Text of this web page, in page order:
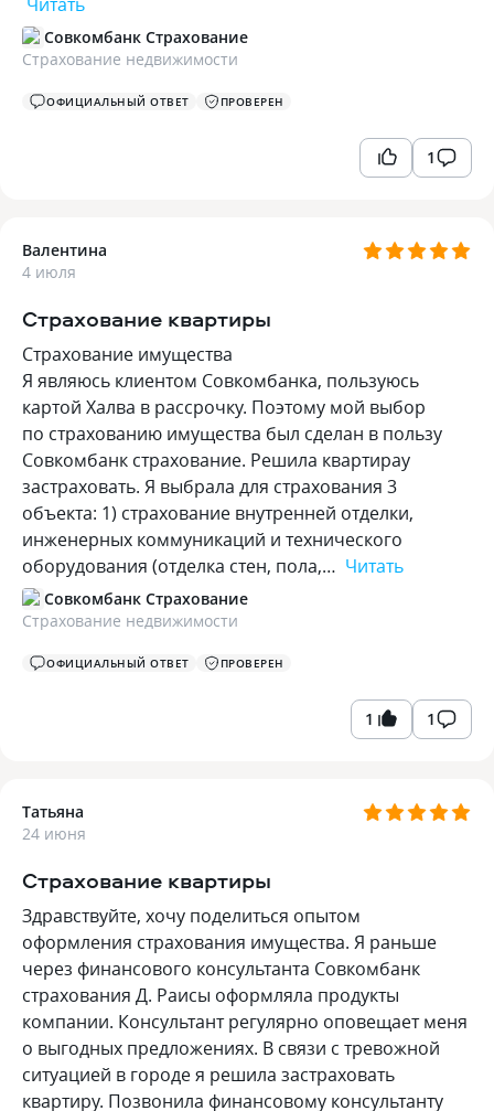
Совкомбанк Страхование
Страхование недвижимости
ОФИЦИАЛЬНЫЙ ОТВЕТ ПРОВЕРЕН
1
Валентина
4 июля
Страхование квартиры
Страхование имущества
Я являюсь клиентом Совкомбанка, пользуюсь
картой Халва в рассрочку. Поэтому мой выбор
по страхованию имущества был сделан в пользу
Совкомбанк страхование. Решила квартирау
застраховать. Я выбрала для страхования 3
объекта: 1) страхование внутренней отделки,
инженерных коммуникаций и технического
оборудования (отделка стен, пола,… Читать
Совкомбанк Страхование
Страхование недвижимости
ОФИЦИАЛЬНЫЙ ОТВЕТ ПРОВЕРЕН
1 1
Татьяна
24 июня
Страхование квартиры
Здравствуйте, хочу поделиться опытом
оформления страхования имущества. Я раньше
через финансового консультанта Совкомбанк
страхования Д. Раисы оформляла продукты
компании. Консультант регулярно оповещает меня
о выгодных предложениях. В связи с тревожной
ситуацией в городе я решила застраховать
квартиру. Позвонила финансовому консультанту